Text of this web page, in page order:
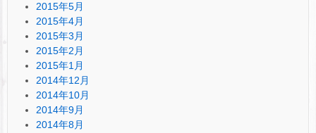
2015年5月
2015年4月
2015年3月
2015年2月
2015年1月
2014年12月
2014年10月
2014年9月
2014年8月